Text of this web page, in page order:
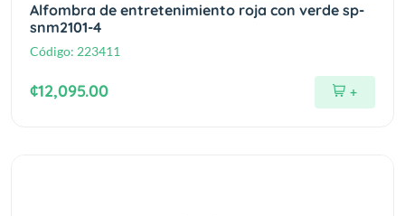
Alfombra de entretenimiento roja con verde sp-
snm2101-4
Código: 223411
¢12,095.00 +